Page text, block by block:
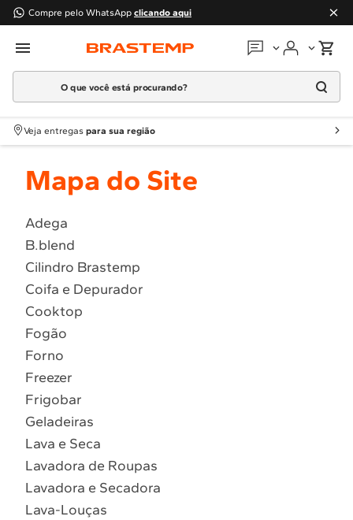
Compre pelo WhatsApp clicando aqui
Em que podemos
Atendimento Brastemp
Localizar assistência técnica
O que você está procurando?
Termos mais buscados
1º Geladeira
2
Fogao
4 º Lava Louça
5 º Cooktop
6º Microondas Brastemp
7º Forno
8º Embutir
9º Lava Seca
Veja entregas para sua região
Mapa do Site
Adega
B.blend
Cilindro Brastemp
Coifa e Depurador
Cooktop
Fogão
Forno
Freezer
Frigobar
Geladeiras
Lava e Seca
Lavadora de Roupas
Lavadora e Secadora
Lava-Louças